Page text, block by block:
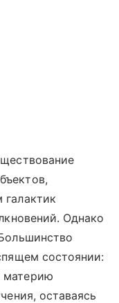
Однако
состоянии:
оставаясь